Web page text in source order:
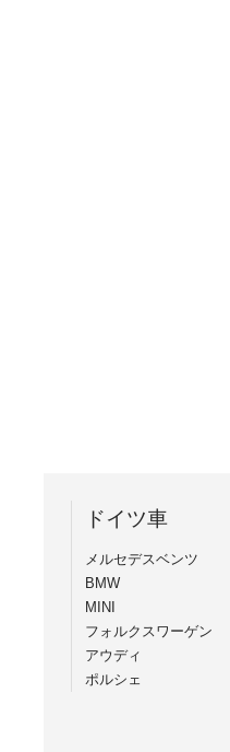
ドイツ車
メルセデスベンツ
BMW
MINI
フォルクスワーゲン
アウディ
ポルシェ